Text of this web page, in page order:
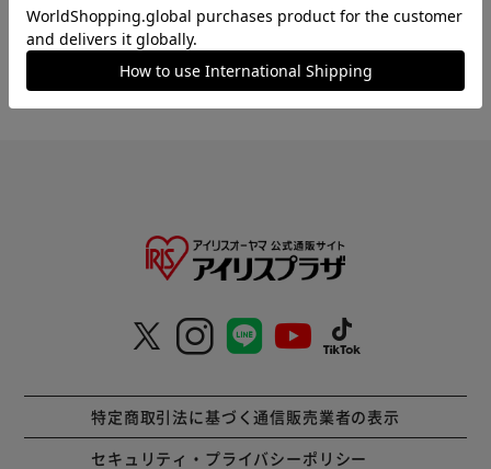
キッチンのシーリングライト・天井直付灯
玄関・廊下のシーリングライト・天井直付灯
HOME ライト・照明器具 天井照明 シーリングライト
特定商取引法に基づく通信販売業者の表示
セキュリティ・プライバシーポリシー